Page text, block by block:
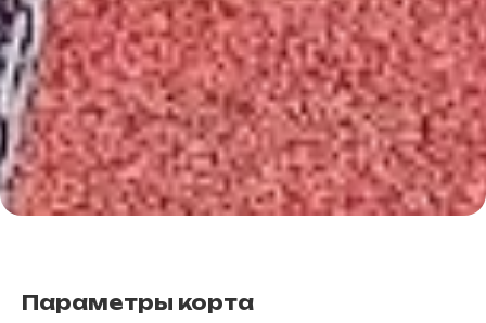
Параметры корта